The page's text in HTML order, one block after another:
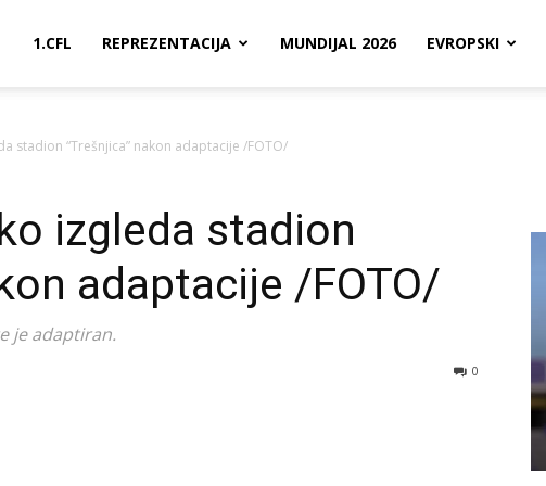
1.CFL REPREZENTACIJA MUNDIJAL 2026 EVROPSKI
stadion “Trešnjica” nakon adaptacije /FOTO/
izgleda stadion
adaptacije /FOTO/
je adaptiran.
0